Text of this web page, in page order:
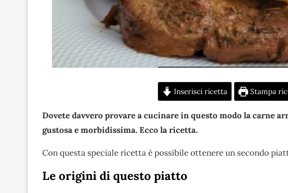
Inserisci ricetta Stampa
Dovete davvero provare a cucinare in questo modo la carne
gustosa e morbidissima. Ecco la ricetta.
Con questa speciale ricetta è possibile ottenere un secondo
Le origini di questo piatto